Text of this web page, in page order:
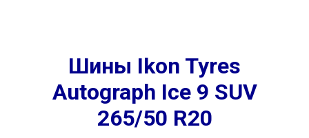
Шины Ikon Tyres
Autograph Ice 9 SUV
265/50 R20